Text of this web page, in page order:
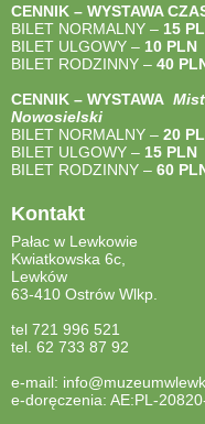
CENNIK – WYSTAWA
BILET NORMALNY – 15
BILET ULGOWY – 10 PLN
BILET RODZINNY – 40
CENNIK – WYSTAWA
Nowosielski
BILET NORMALNY – 20
BILET ULGOWY – 15 PLN
BILET RODZINNY – 60
Kontakt
Pałac w Lewkowie
Kwiatkowska 6c,
Lewków
63-410 Ostrów Wlkp.
tel 721 996 521
tel. 62 733 87 92
e-mail:
e-doręczenia: AE:PL-